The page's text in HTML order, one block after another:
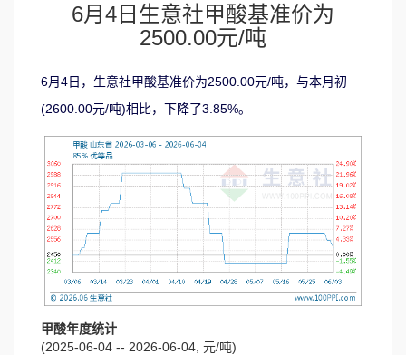
6月4日生意社甲酸基准价为
2500.00元/吨
6月4日，生意社甲酸基准价为2500.00元/吨，与本月初
(2600.00元/吨)相比，下降了3.85%。
甲酸年度统计
(2025-06-04 -- 2026-06-04, 元/吨)